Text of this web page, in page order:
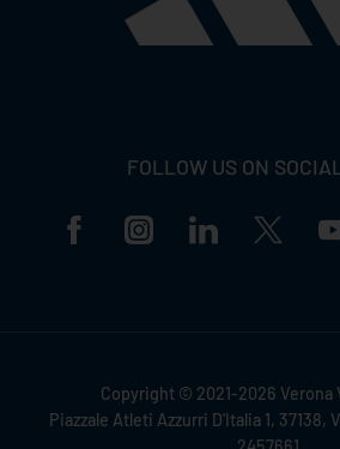
FOLLOW US ON
Copyright © 2021-2026 Verona
Piazzale Atleti Azzurri D'Italia 1, 37138,